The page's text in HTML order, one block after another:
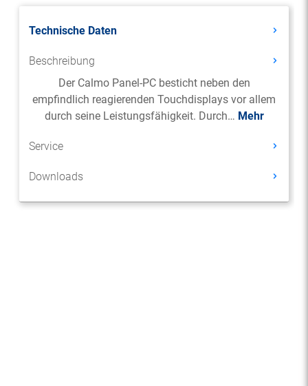
Technische Daten
Beschreibung
Der Calmo Panel-PC besticht neben den
empfindlich reagierenden Touchdisplays vor allem
durch seine Leistungsfähigkeit. Durch… Mehr
Service
Downloads